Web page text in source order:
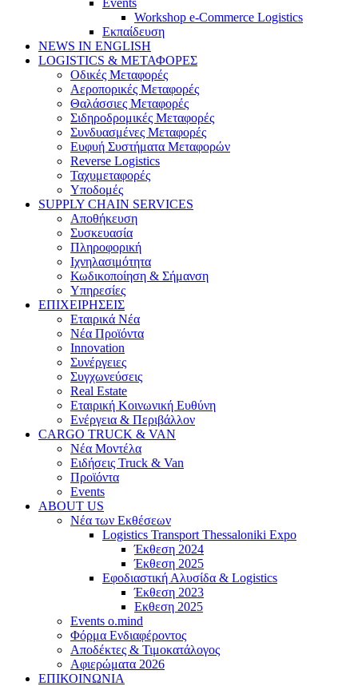
Events
Workshop e-Commerce Logistics
Εκπαίδευση
NEWS IN ENGLISH
LOGISTICS & ΜΕΤΑΦΟΡΕΣ
Οδικές Μεταφορές
Αεροπορικές Μεταφορές
Θαλάσσιες Μεταφορές
Σιδηροδρομικές Μεταφορές
Συνδυασμένες Μεταφορές
Ευφυή Συστήματα Μεταφορών
Reverse Logistics
Ταχυμεταφορές
Υποδομές
SUPPLY CHAIN SERVICES
Αποθήκευση
Συσκευασία
Πληροφορική
Ιχνηλασιμότητα
Κωδικοποίηση & Σήμανση
Υπηρεσίες
ΕΠΙΧΕΙΡΗΣΕΙΣ
Εταιρικά Νέα
Νέα Προϊόντα
Innovation
Συνέργειες
Συγχωνεύσεις
Real Estate
Εταιρική Κοινωνική Ευθύνη
Ενέργεια & Περιβάλλον
CARGO TRUCK & VAN
Νέα Μοντέλα
Ειδήσεις Truck & Van
Προϊόντα
Events
ABOUT US
Νέα των Εκθέσεων
Logistics Transport Thessaloniki Expo
Έκθεση 2024
Έκθεση 2025
Εφοδιαστική Αλυσίδα & Logistics
Έκθεση 2023
Εκθεση 2025
Events o.mind
Φόρμα Ενδιαφέροντος
Αποδέκτες & Τιμοκατάλογος
Αφιερώματα 2026
ΕΠΙΚΟΙΝΩΝΙΑ